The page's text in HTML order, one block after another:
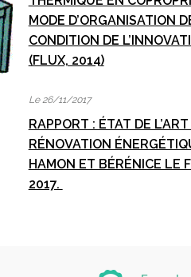
MODE D’ORGANISATION
CONDITION DE
(FLUX, 2014)
Le 26/11/2017
RAPPORT : ÉTAT DE
RÉNOVATION
HAMON ET BÉRÉNICE LE
2017.